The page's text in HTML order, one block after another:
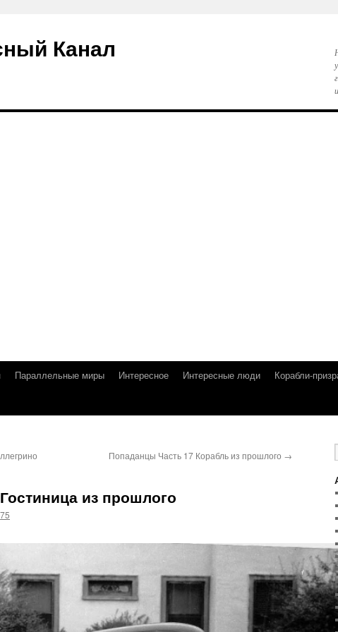
Канал
Параллельные миры Интересное Интересные люди Корабли-
Попаданцы Часть 17 Корабль из прошлого →
из прошлого